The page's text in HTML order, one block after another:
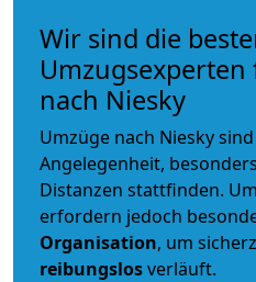
Wir sind die
nach Niesky
Umzüge nach Niesky
Angelegenheit,
Distanzen stattfinden.
erfordern jedoch
Organisation, um
reibungslosverläuft.